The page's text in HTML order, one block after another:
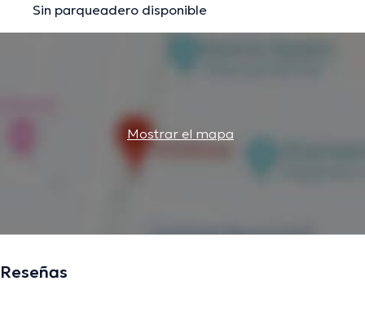
Sin parqueadero disponible
Mostrar el mapa
Reseñas